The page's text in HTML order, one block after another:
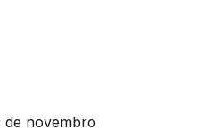
de novembro